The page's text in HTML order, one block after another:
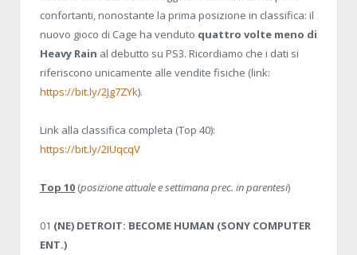
confortanti, nonostante la prima posizione in classifica: il
nuovo gioco di Cage ha venduto quattro volte meno di
Heavy Rain al debutto su PS3. Ricordiamo che i dati si
riferiscono unicamente alle vendite fisiche (link:
https://bit.ly/2Jg7ZYk).
Link alla classifica completa (Top 40):
https://bit.ly/2IUqcqV
Top 10 (posizione attuale e settimana prec. in parentesi)
01 (NE) DETROIT: BECOME HUMAN (SONY COMPUTER
ENT.)